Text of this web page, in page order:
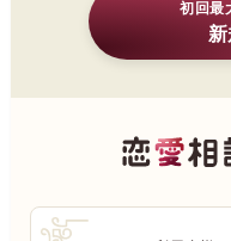
初回最